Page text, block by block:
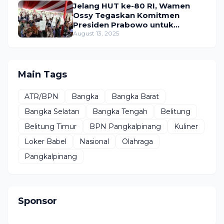
Jelang HUT ke-80 RI, Wamen
Ossy Tegaskan Komitmen
Presiden Prabowo untuk
Menyejahterakan Rakyat
August 13, 2025
Main Tags
ATR/BPN Bangka
Bangka Barat
Bangka Selatan
Bangka Tengah
Belitung
Belitung Timur
BPN Pangkalpinang
Kuliner
Loker Babel
Nasional
Olahraga
Pangkalpinang
Sponsor